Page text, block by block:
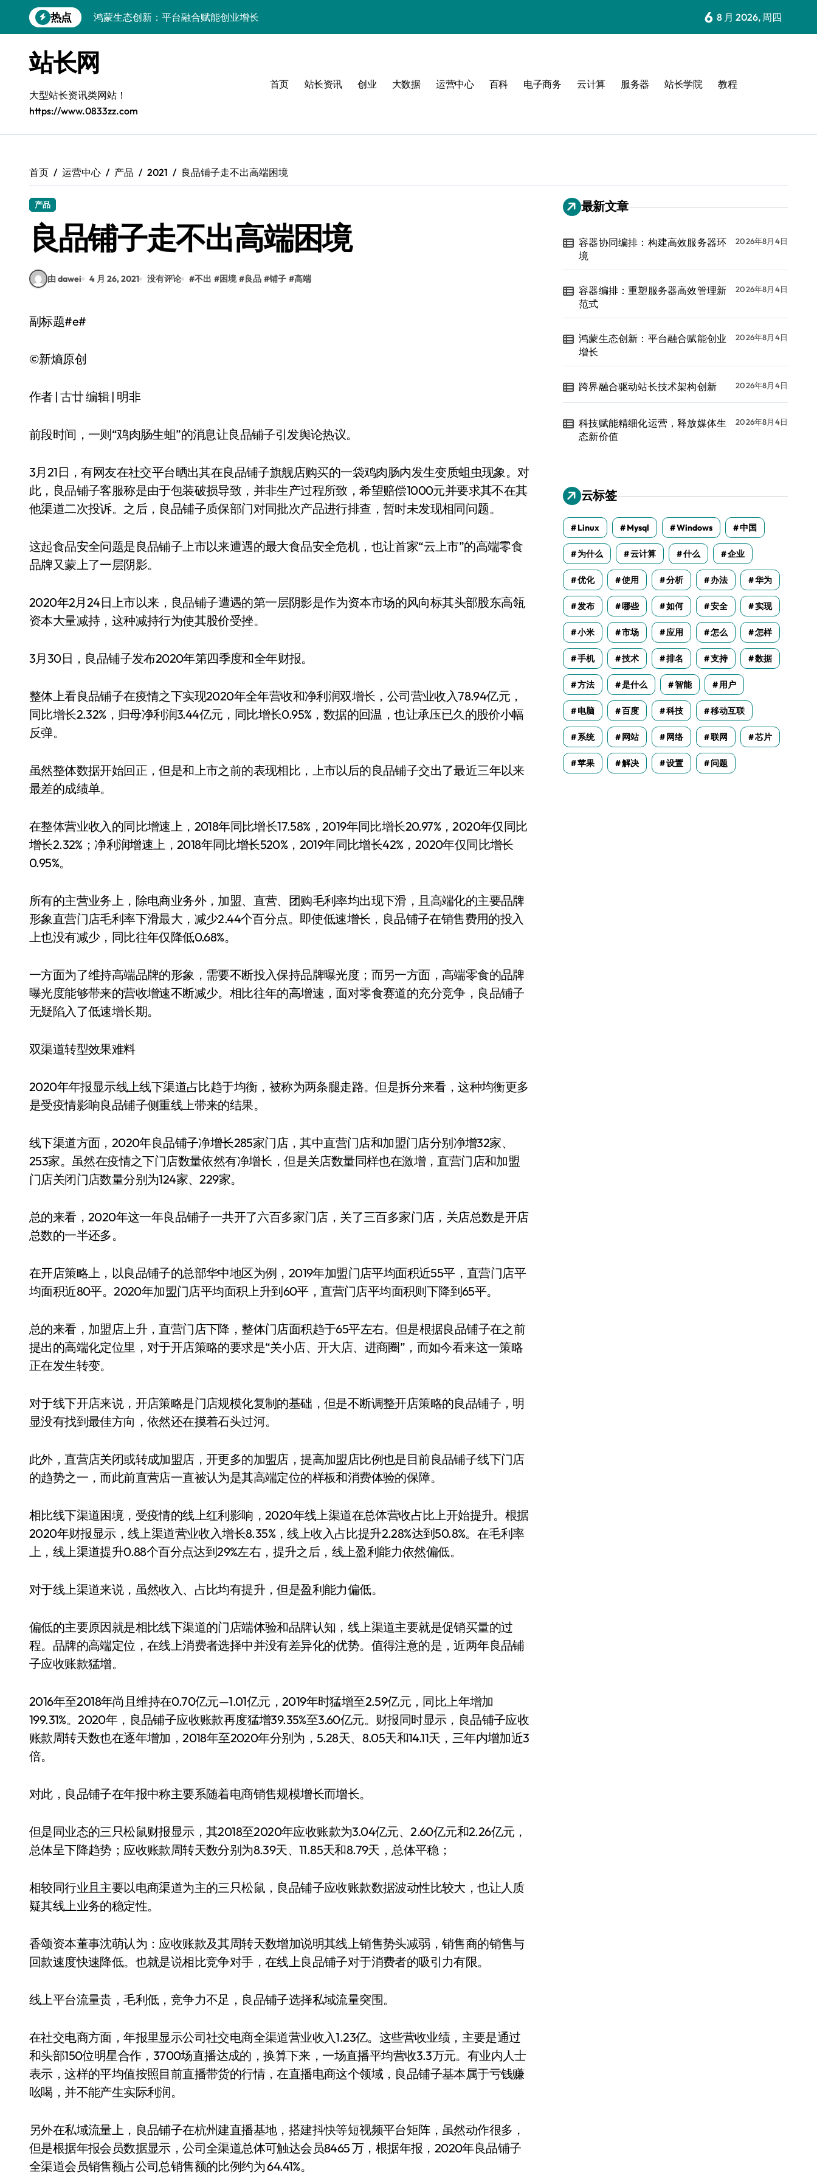
到
热点
鸿蒙生态创新：平台融合赋能创业增长
科技赋能精细化运营，释放媒体生态新价值
基于容器编排的高可用服务器分类系统构建
平台创业：技术驱动生态闭环构建
跨界融合，云智驱动站长新变革
优化核心工具链，建站效能倍增实战秘籍
6 8 月 2026, 周四
站长网
大型站长资讯类网站！
https://www.0833zz.com
首页 站长资讯 创业 大数据 运营中心 百科 电子商务 云计算 服务器 站长学院 教程
首页 运营中心 产品 2021 良品铺子走不出高端困境
产品
良品铺子走不出高端困境
由 dawei 4 月 26, 2021 没有评论 #不出 #困境 #良品 #铺子 #高端
副标题#e#
©新熵原创
作者 | 古廿 编辑 | 明非
前段时间，一则“鸡肉肠生蛆”的消息让良品铺子引发舆论热议。
3月21日，有网友在社交平台晒出其在良品铺子旗舰店购买的一袋鸡肉肠内发生变质蛆虫现象。对
此，良品铺子客服称是由于包装破损导致，并非生产过程所致，希望赔偿1000元并要求其不在其
他渠道二次投诉。之后，良品铺子质保部门对同批次产品进行排查，暂时未发现相同问题。
这起食品安全问题是良品铺子上市以来遭遇的最大食品安全危机，也让首家“云上市”的高端零食
品牌又蒙上了一层阴影。
2020年2月24日上市以来，良品铺子遭遇的第一层阴影是作为资本市场的风向标其头部股东高瓴
资本大量减持，这种减持行为使其股价受挫。
3月30日，良品铺子发布2020年第四季度和全年财报。
整体上看良品铺子在疫情之下实现2020年全年营收和净利润双增长，公司营业收入78.94亿元，
同比增长2.32%，归母净利润3.44亿元，同比增长0.95%，数据的回温，也让承压已久的股价小幅
反弹。
虽然整体数据开始回正，但是和上市之前的表现相比，上市以后的良品铺子交出了最近三年以来
最差的成绩单。
在整体营业收入的同比增速上，2018年同比增长17.58%，2019年同比增长20.97%，2020年仅同比
增长2.32%；净利润增速上，2018年同比增长520%，2019年同比增长42%，2020年仅同比增长
0.95%。
所有的主营业务上，除电商业务外，加盟、直营、团购毛利率均出现下滑，且高端化的主要品牌
形象直营门店毛利率下滑最大，减少2.44个百分点。即使低速增长，良品铺子在销售费用的投入
上也没有减少，同比往年仅降低0.68%。
一方面为了维持高端品牌的形象，需要不断投入保持品牌曝光度；而另一方面，高端零食的品牌
曝光度能够带来的营收增速不断减少。相比往年的高增速，面对零食赛道的充分竞争，良品铺子
无疑陷入了低速增长期。
双渠道转型效果难料
2020年年报显示线上线下渠道占比趋于均衡，被称为两条腿走路。但是拆分来看，这种均衡更多
是受疫情影响良品铺子侧重线上带来的结果。
线下渠道方面，2020年良品铺子净增长285家门店，其中直营门店和加盟门店分别净增32家、
253家。虽然在疫情之下门店数量依然有净增长，但是关店数量同样也在激增，直营门店和加盟
门店关闭门店数量分别为124家、229家。
总的来看，2020年这一年良品铺子一共开了六百多家门店，关了三百多家门店，关店总数是开店
总数的一半还多。
在开店策略上，以良品铺子的总部华中地区为例，2019年加盟门店平均面积近55平，直营门店平
均面积近80平。2020年加盟门店平均面积上升到60平，直营门店平均面积则下降到65平。
总的来看，加盟店上升，直营门店下降，整体门店面积趋于65平左右。但是根据良品铺子在之前
提出的高端化定位里，对于开店策略的要求是“关小店、开大店、进商圈”，而如今看来这一策略
正在发生转变。
对于线下开店来说，开店策略是门店规模化复制的基础，但是不断调整开店策略的良品铺子，明
显没有找到最佳方向，依然还在摸着石头过河。
此外，直营店关闭或转成加盟店，开更多的加盟店，提高加盟店比例也是目前良品铺子线下门店
的趋势之一，而此前直营店一直被认为是其高端定位的样板和消费体验的保障。
相比线下渠道困境，受疫情的线上红利影响，2020年线上渠道在总体营收占比上开始提升。根据
2020年财报显示，线上渠道营业收入增长8.35%，线上收入占比提升2.28%达到50.8%。在毛利率
上，线上渠道提升0.88个百分点达到29%左右，提升之后，线上盈利能力依然偏低。
对于线上渠道来说，虽然收入、占比均有提升，但是盈利能力偏低。
偏低的主要原因就是相比线下渠道的门店端体验和品牌认知，线上渠道主要就是促销买量的过
程。品牌的高端定位，在线上消费者选择中并没有差异化的优势。值得注意的是，近两年良品铺
子应收账款猛增。
2016年至2018年尚且维持在0.70亿元—1.01亿元，2019年时猛增至2.59亿元，同比上年增加
199.31%。2020年，良品铺子应收账款再度猛增39.35%至3.60亿元。财报同时显示，良品铺子应收
账款周转天数也在逐年增加，2018年至2020年分别为，5.28天、8.05天和14.11天，三年内增加近3
倍。
对此，良品铺子在年报中称主要系随着电商销售规模增长而增长。
但是同业态的三只松鼠财报显示，其2018至2020年应收账款为3.04亿元、2.60亿元和2.26亿元，
总体呈下降趋势；应收账款周转天数分别为8.39天、11.85天和8.79天，总体平稳；
相较同行业且主要以电商渠道为主的三只松鼠，良品铺子应收账款数据波动性比较大，也让人质
疑其线上业务的稳定性。
香颂资本董事沈萌认为：应收账款及其周转天数增加说明其线上销售势头减弱，销售商的销售与
回款速度快速降低。也就是说相比竞争对手，在线上良品铺子对于消费者的吸引力有限。
线上平台流量贵，毛利低，竞争力不足，良品铺子选择私域流量突围。
在社交电商方面，年报里显示公司社交电商全渠道营业收入1.23亿。这些营收业绩，主要是通过
和头部150位明星合作，3700场直播达成的，换算下来，一场直播平均营收3.3万元。有业内人士
表示，这样的平均值按照目前直播带货的行情，在直播电商这个领域，良品铺子基本属于亏钱赚
吆喝，并不能产生实际利润。
另外在私域流量上，良品铺子在杭州建直播基地，搭建抖快等短视频平台矩阵，虽然动作很多，
但是根据年报会员数据显示，公司全渠道总体可触达会员8465 万，根据年报，2020年良品铺子
全渠道会员销售额占公司总销售额的比例约为 64.41%。
最新文章
容器协同编排：构建高效服务器环
境
2026年8月4日
容器编排：重塑服务器高效管理新
范式
2026年8月4日
鸿蒙生态创新：平台融合赋能创业
增长
2026年8月4日
跨界融合驱动站长技术架构创新 2026年8月4日
科技赋能精细化运营，释放媒体生
态新价值
2026年8月4日
云标签
Linux Mysql Windows 中国
为什么 云计算 什么 企业
优化 使用 分析 办法 华为
发布 哪些 如何 安全 实现
小米 市场 应用 怎么 怎样
手机 技术 排名 支持 数据
方法 是什么 智能 用户
电脑 百度 科技 移动互联
系统 网站 网络 联网 芯片
苹果 解决 设置 问题